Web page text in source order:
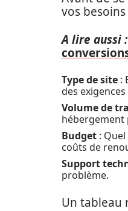
vos
A lire aussi :
Type de site :
des
Volume de
hébergement
Budget :
coûts de
Support
problème.
Un tableau